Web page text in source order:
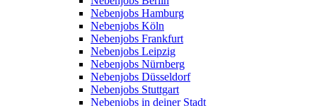
Nebenjobs Hamburg
Nebenjobs Köln
Nebenjobs Frankfurt
Nebenjobs Leipzig
Nebenjobs Nürnberg
Nebenjobs Düsseldorf
Nebenjobs Stuttgart
Nebenjobs in deiner Stadt